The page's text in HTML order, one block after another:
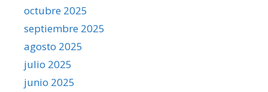
octubre 2025
septiembre 2025
agosto 2025
julio 2025
junio 2025